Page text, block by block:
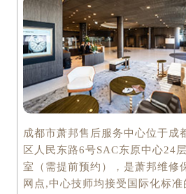
成都市萧邦售后服务中心位于成
区人民东路6号SAC东原中心24
室（需提前预约），是萧邦维修
网点,中心技师均接受国际化标准